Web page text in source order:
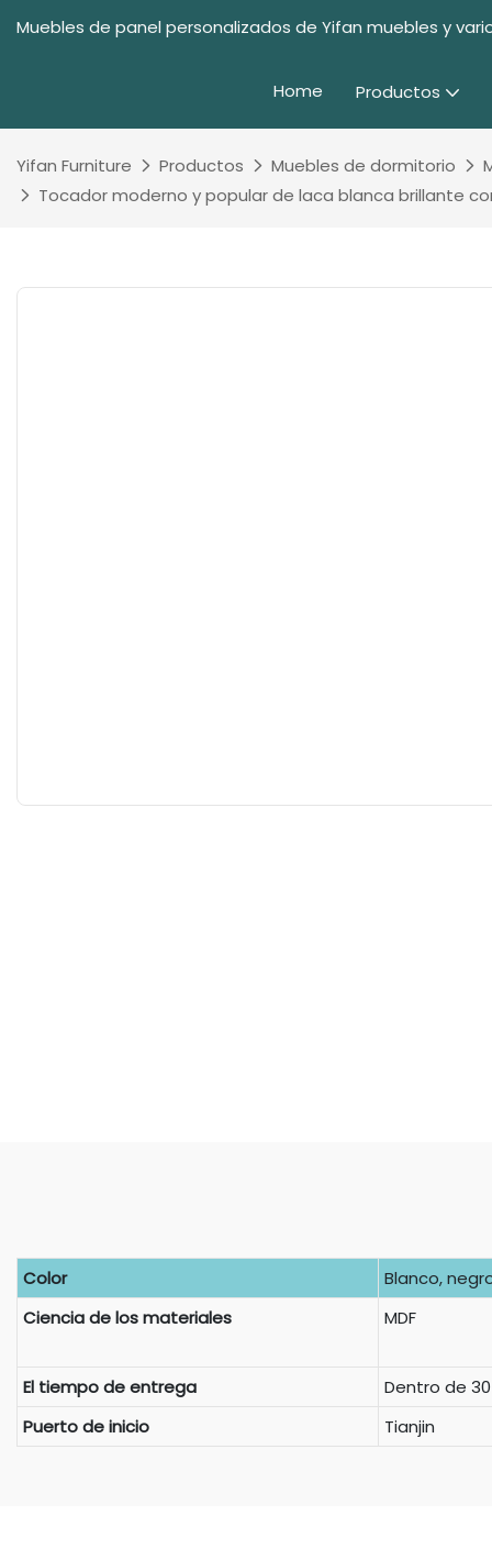
Muebles de panel personalizados de Yifan muebles y
Home Productos
Yifan Furniture Productos Muebles de dormitorio
Tocador moderno y popular de laca blanca brillante
Color
Blanco,
Ciencia de los materiales
MDF
El tiempo de entrega
Dentro de
Puerto de inicio
Tianjin